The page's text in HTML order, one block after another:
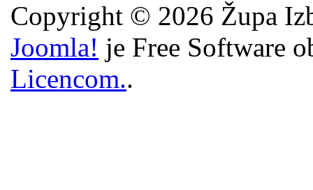
Copyright © 2026 Župa
Joomla! je Free Software
Licencom..